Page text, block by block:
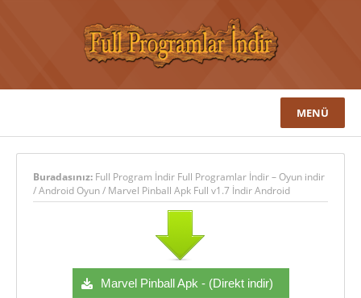
MENÜ
Buradasınız: Full Program İndir Full Programlar İndir – Oyun indir
/Android Oyun/ Marvel Pinball Apk Full v1.7 İndir Android
Marvel Pinball Apk - (Direkt indir)